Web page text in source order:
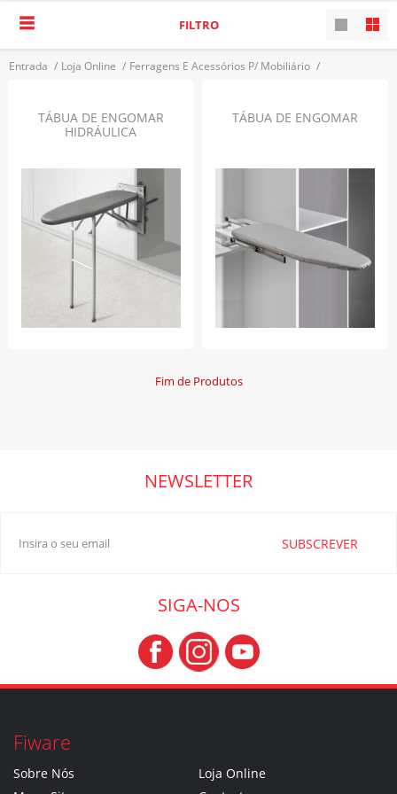
Entrada / Loja Online / Ferragens E Acessórios P/ Mobiliário /
FILTRO
TÁBUA DE ENGOMAR
HIDRÁULICA
TÁBUA DE ENGOMAR
Fim de Produtos
NEWSLETTER
SUBSCREVER
SIGA-NOS
Fiware
Sobre Nós
Loja Online